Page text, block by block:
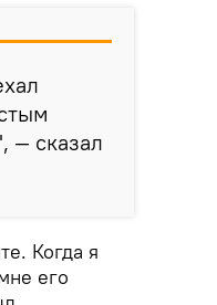
— сказал
Когда я
его